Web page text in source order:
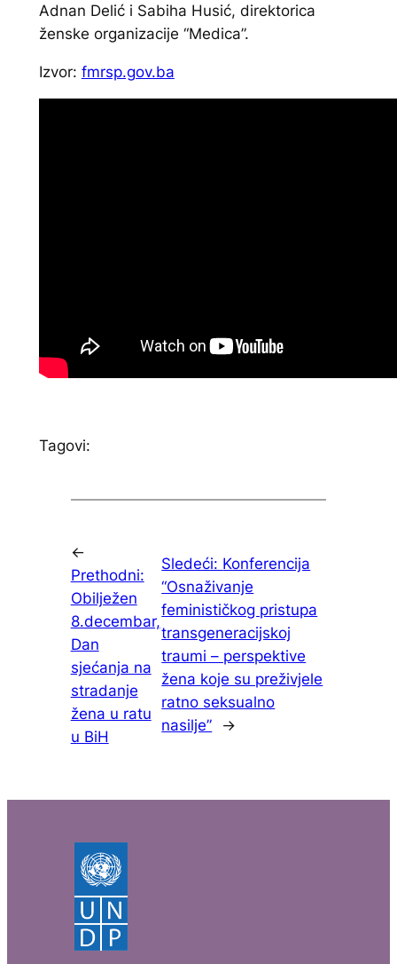
Adnan Delić i Sabiha Husić, direktorica
ženske organizacije “Medica”.
Izvor: fmrsp.gov.ba
Tagovi:
←
Prethodni:
Obilježen
8.decembar,
Dan
sjećanja na
stradanje
žena u ratu
u BiH
Sledeći: Konferencija
“Osnaživanje
feminističkog pristupa
transgeneracijskoj
traumi – perspektive
žena koje su preživjele
ratno seksualno
nasilje”
→